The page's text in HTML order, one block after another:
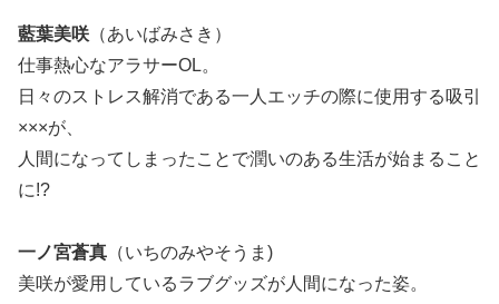
藍葉美咲 （あいばみさき）
仕事熱心なアラサーOL。
日々のストレス解消である一人エッチの際に使用する吸引
×××が、
人間になってしまったことで潤いのある生活が始まること
に!?
一ノ宮蒼真 （いちのみやそうま)
美咲が愛用しているラブグッズが人間になった姿。